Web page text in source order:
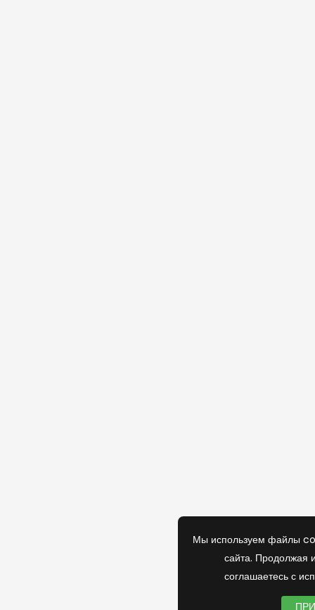
Мы используем файлы
сайта. Продолжая
соглашаетесь с